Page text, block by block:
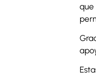
que